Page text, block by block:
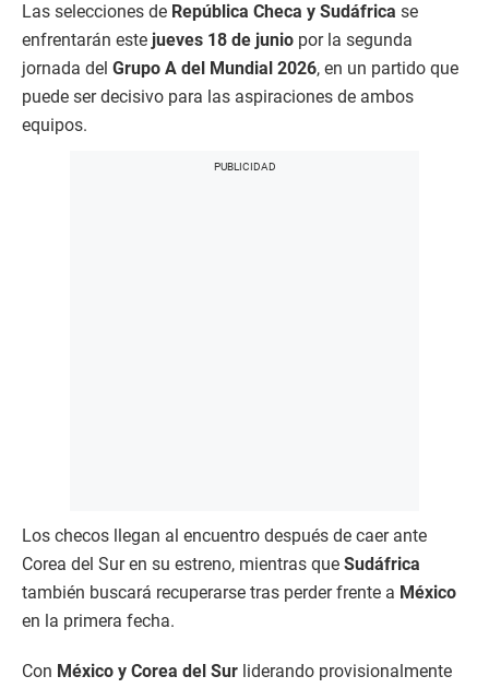
Las selecciones de República Checa y Sudáfrica se
enfrentarán este jueves 18 de junio por la segunda
jornada del Grupo A del Mundial 2026, en un partido que
puede ser decisivo para las aspiraciones de ambos
equipos.
Los checos llegan al encuentro después de caer ante
Corea del Sur en su estreno, mientras que Sudáfrica
también buscará recuperarse tras perder frente a México
en la primera fecha.
Con México y Corea del Sur liderando provisionalmente